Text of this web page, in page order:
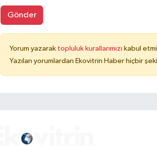
Gönder
Yorum yazarak topluluk kurallarımızı kabul
Yazılan yorumlardan Ekovitrin Haber hiçbir